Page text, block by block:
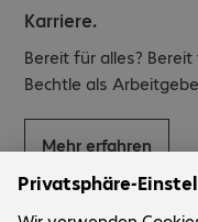
Karriere.
Bereit für alles?
Bechtle als
Mehr erfahren